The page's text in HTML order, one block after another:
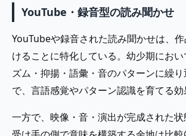
YouTube・録音型の読み聞かせ
YouTubeや録音された読み聞かせは、
けることに特化している。幼少期におい
ズム・抑揚・語彙・音のパターンに繰
で、言語感覚やパターン認識を育てる効
一方で、映像・音・演出が完成された状